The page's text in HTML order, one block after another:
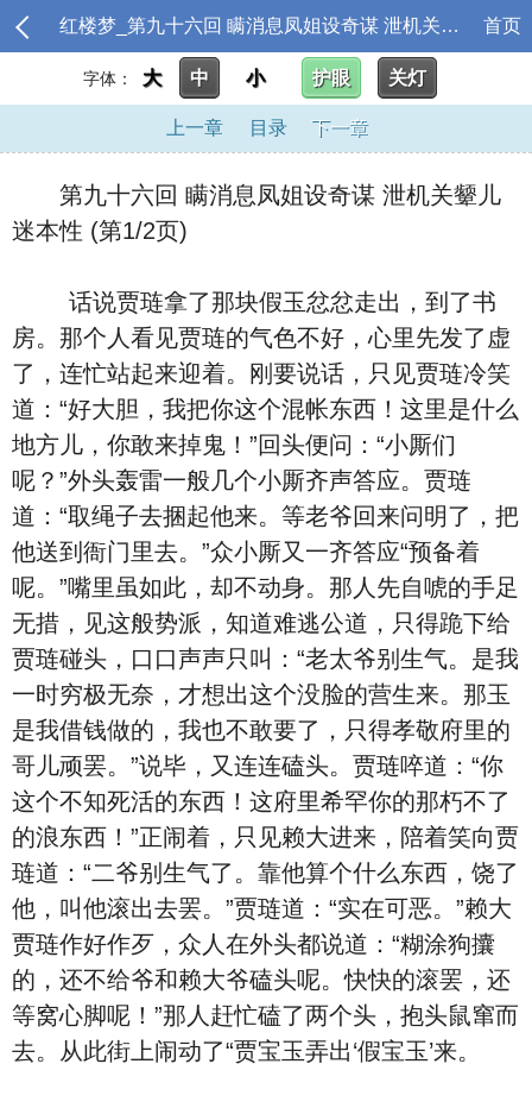
红楼梦_第九十六回 瞒消息凤姐设奇谋 泄机关颦儿迷本性 首页
字体： 大 中 小 护眼 关灯
上一章 目录 下一章
第九十六回 瞒消息凤姐设奇谋 泄机关颦儿
迷本性 (第1/2页)
话说贾琏拿了那块假玉忿忿走出，到了书
房。那个人看见贾琏的气色不好，心里先发了虚
了，连忙站起来迎着。刚要说话，只见贾琏冷笑
道：“好大胆，我把你这个混帐东西！这里是什么
地方儿，你敢来掉鬼！”回头便问：“小厮们
呢？”外头轰雷一般几个小厮齐声答应。贾琏
道：“取绳子去捆起他来。等老爷回来问明了，把
他送到衙门里去。”众小厮又一齐答应“预备着
呢。”嘴里虽如此，却不动身。那人先自唬的手足
无措，见这般势派，知道难逃公道，只得跪下给
贾琏碰头，口口声声只叫：“老太爷别生气。是我
一时穷极无奈，才想出这个没脸的营生来。那玉
是我借钱做的，我也不敢要了，只得孝敬府里的
哥儿顽罢。”说毕，又连连磕头。贾琏啐道：“你
这个不知死活的东西！这府里希罕你的那朽不了
的浪东西！”正闹着，只见赖大进来，陪着笑向贾
琏道：“二爷别生气了。靠他算个什么东西，饶了
他，叫他滚出去罢。”贾琏道：“实在可恶。”赖大
贾琏作好作歹，众人在外头都说道：“糊涂狗攮
的，还不给爷和赖大爷磕头呢。快快的滚罢，还
等窝心脚呢！”那人赶忙磕了两个头，抱头鼠窜而
去。从此街上闹动了“贾宝玉弄出‘假宝玉’来。